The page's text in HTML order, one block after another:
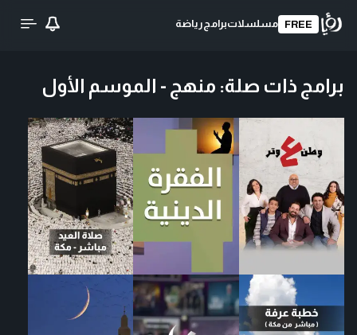
FREE مسلسلاتبرامج رياضة
برامج ذات صلة: منهج - الموسم الأول